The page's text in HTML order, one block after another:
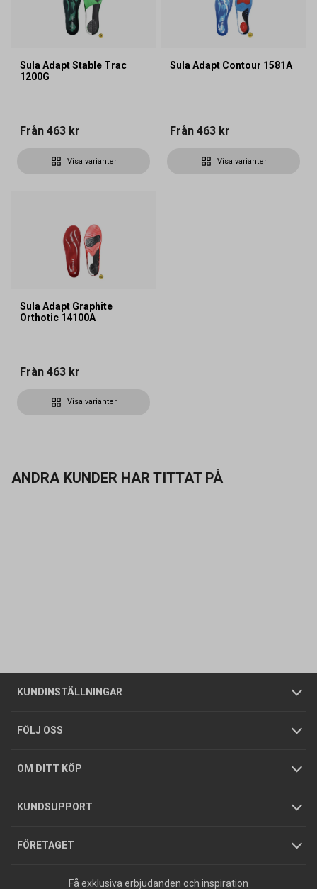
Sula Adapt Stable Trac
1200G
Från 463 kr
Visa varianter
Sula Adapt Contour 1581A
Från 463 kr
Visa varianter
Sula Adapt Graphite
Orthotic 14100A
Från 463 kr
Visa varianter
ANDRA KUNDER HAR TITTAT PÅ
KUNDINSTÄLLNINGAR
Företagskund / Privatkund
FÖLJ OSS
OM DITT KÖP
Allmänna försäljningsvillkor
Integritetspolicy
GDPR
KUNDSUPPORT
Butiker
Foldrar och kataloger
Köpguider
Varumärken
FÖRETAGET
Om oss
Tjänster
Hållbarhet
Jobba hos oss
Press
Få exklusiva erbjudanden och inspiration